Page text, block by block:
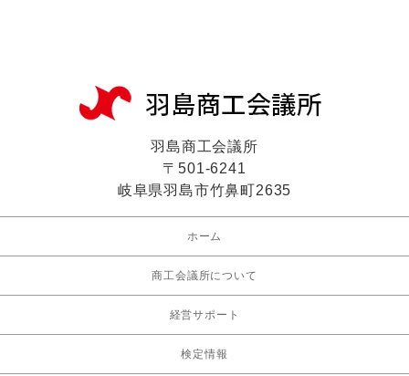
羽島商工会議所
〒501-6241
岐阜県羽島市竹鼻町2635
ホーム
商工会議所について
経営サポート
検定情報